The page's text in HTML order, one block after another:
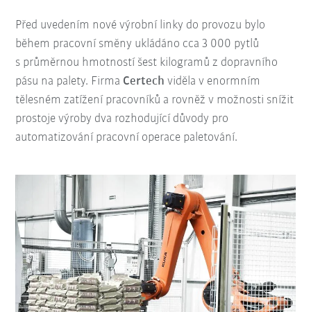
Před uvedením nové výrobní linky do provozu bylo
během pracovní směny ukládáno cca 3 000 pytlů
s průměrnou hmotností šest kilogramů z dopravního
pásu na palety. Firma Certech viděla v enormním
tělesném zatížení pracovníků a rovněž v možnosti snížit
prostoje výroby dva rozhodující důvody pro
automatizování pracovní operace paletování.